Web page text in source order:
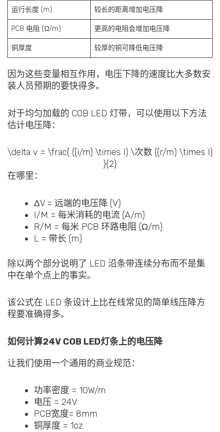
运行长度 (m) 较长的距离增加电压降
PCB 电阻 (Ω/m) 更高的电阻会增加电压降
铜厚度 较厚的铜可降低电压降
因为这些变量相互作用，电压下降的速度比大多数安
装人员预期的要快得多。
对于均匀加载的 COB LED 灯带，可以使用以下方法
估计电压降：
\delta v = \frac{ ((i/m) \times l) \次数 ((r/m) \times l)
}{2}
在哪里：
ΔV = 远端的电压降 (V)
I/M = 每米消耗的电流 (A/m)
R/M = 每米 PCB 环路电阻 (Ω/m)
L = 带长 (m)
除以两个部分说明了 LED 沿条带连续分布而不是集
中在单个点上的事实。
该公式在 LED 条设计上比在线常见的简单线压降方
程要准确得多。
如何计算24V COB LED灯条上的电压降
让我们使用一个通用的商业规范：
功率密度 = 10W/m
电压 = 24V
PCB宽度= 8mm
铜厚度 = 1oz